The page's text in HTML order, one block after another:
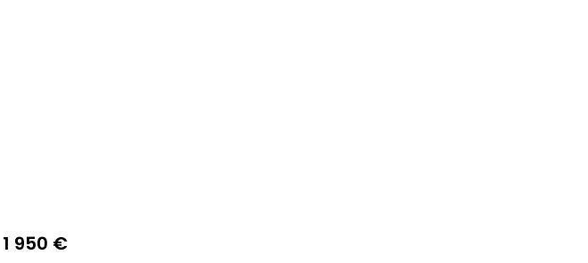
1 950 €